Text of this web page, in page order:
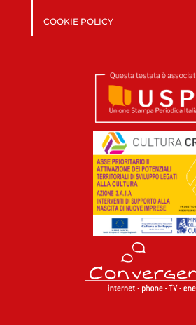
COOKIE POLICY